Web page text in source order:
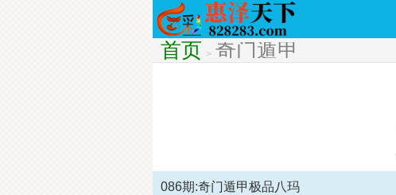
首页 > 奇门遁甲
086期:奇门遁甲极品八玛